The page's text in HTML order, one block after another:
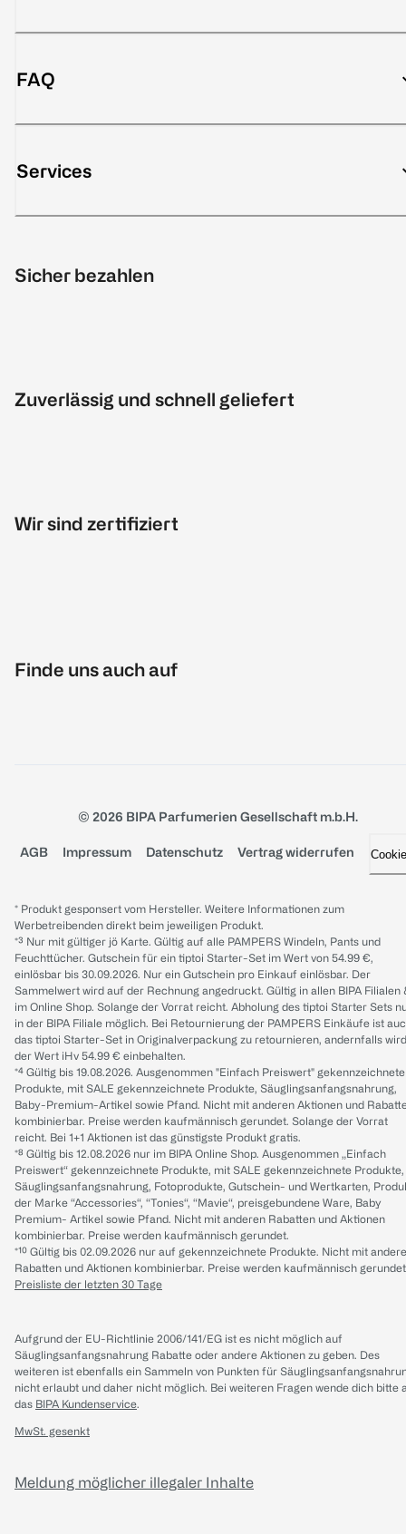
FAQ
Services
Sicher bezahlen
Zuverlässig und schnell geliefert
Wir sind zertifiziert
Finde uns auch auf
© 2026 BIPA Parfumerien Gesellschaft m.b.H.
AGB Impressum Datenschutz Vertrag widerrufen
* Produkt gesponsert vom Hersteller. Weitere Informationen zum
Werbetreibenden direkt beim jeweiligen Produkt.
*³ Nur mit gültiger jö Karte. Gültig auf alle PAMPERS Windeln, Pants und
Feuchttücher. Gutschein für ein tiptoi Starter-Set im Wert von 54.99 €,
einlösbar bis 30.09.2026. Nur ein Gutschein pro Einkauf einlösbar. Der
Sammelwert wird auf der Rechnung angedruckt. Gültig in allen BIPA Filialen
im Online Shop. Solange der Vorrat reicht. Abholung des tiptoi Starter Sets
in der BIPA Filiale möglich. Bei Retournierung der PAMPERS Einkäufe ist
das tiptoi Starter-Set in Originalverpackung zu retournieren, andernfalls wird
der Wert iHv 54.99 € einbehalten.
*⁴ Gültig bis 19.08.2026. Ausgenommen "Einfach Preiswert" gekennzeichnete
Produkte, mit SALE gekennzeichnete Produkte, Säuglingsanfangsnahrung,
Baby-Premium-Artikel sowie Pfand. Nicht mit anderen Aktionen und
kombinierbar. Preise werden kaufmännisch gerundet. Solange der Vorrat
reicht. Bei 1+1 Aktionen ist das günstigste Produkt gratis.
*⁸ Gültig bis 12.08.2026 nur im BIPA Online Shop. Ausgenommen „Einfach
Preiswert“ gekennzeichnete Produkte, mit SALE gekennzeichnete Produkte,
Säuglingsanfangsnahrung, Fotoprodukte, Gutschein- und Wertkarten,
der Marke “Accessories“, “Tonies“, “Mavie“, preisgebundene Ware, Baby
Premium- Artikel sowie Pfand. Nicht mit anderen Rabatten und Aktionen
kombinierbar. Preise werden kaufmännisch gerundet.
*¹⁰ Gültig bis 02.09.2026 nur auf gekennzeichnete Produkte. Nicht mit
Rabatten und Aktionen kombinierbar. Preise werden kaufmännisch
Preisliste der letzten 30 Tage
Aufgrund der EU-Richtlinie 2006/141/EG ist es nicht möglich auf
Säuglingsanfangsnahrung Rabatte oder andere Aktionen zu geben. Des
weiteren ist ebenfalls ein Sammeln von Punkten für
nicht erlaubt und daher nicht möglich. Bei weiteren Fragen wende dich bitte
das BIPA Kundenservice.
MwSt. gesenkt
Meldung möglicher illegaler Inhalte